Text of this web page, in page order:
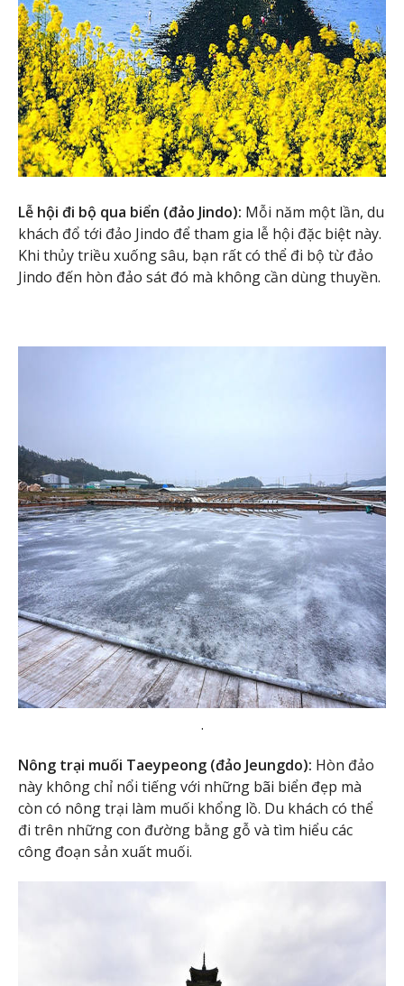
Lễ hội đi bộ qua biển (đảo Jindo): Mỗi năm một lần, du
khách đổ tới đảo Jindo để tham gia lễ hội đặc biệt này.
Khi thủy triều xuống sâu, bạn rất có thể đi bộ từ đảo
Jindo đến hòn đảo sát đó mà không cần dùng thuyền.
.
Nông trại muối Taeypeong (đảo Jeungdo): Hòn đảo
này không chỉ nổi tiếng với những bãi biển đẹp mà
còn có nông trại làm muối khổng lồ. Du khách có thể
đi trên những con đường bằng gỗ và tìm hiểu các
công đoạn sản xuất muối.